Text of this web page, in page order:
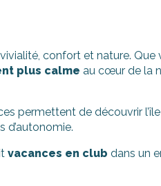
confort et nature. Que
plus calme au cœur de la
permettent de découvrir
d’autonomie.
vacances en club dans un